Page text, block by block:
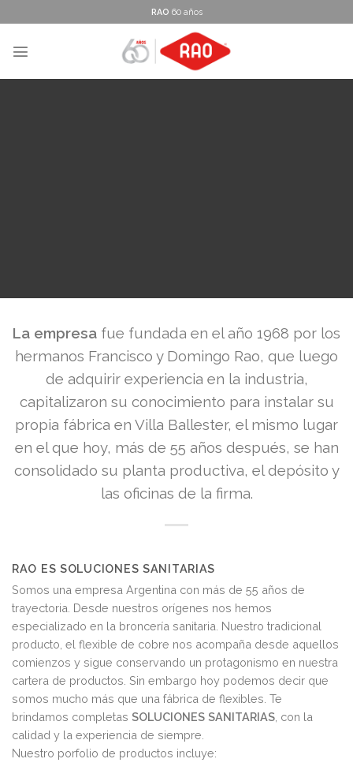
to
content
RAO 60 años
La empresa fue fundada en el año 1968 por los
hermanos Francisco y Domingo Rao, que luego
de adquirir experiencia en la industria,
capitalizaron su conocimiento para instalar su
propia fábrica en Villa Ballester, el mismo lugar
en el que hoy, más de 55 años después, se han
consolidado su planta productiva, el depósito y
las oficinas de la firma.
RAO ES SOLUCIONES SANITARIAS
Somos una empresa Argentina con más de 55 años de
trayectoria. Desde nuestros orígenes nos hemos
especializado en la broncería sanitaria. Nuestro tradicional
producto, el flexible de cobre nos acompaña desde aquellos
comienzos y sigue conservando un protagonismo en nuestra
cartera de productos. Sin embargo hoy podemos decir que
somos mucho más que una fábrica de flexibles. Te
brindamos completas SOLUCIONES SANITARIAS , con la
calidad y la experiencia de siempre.
Nuestro porfolio de productos incluye: